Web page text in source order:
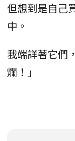
但想到是自己
中。
我端詳著它們
爛！」